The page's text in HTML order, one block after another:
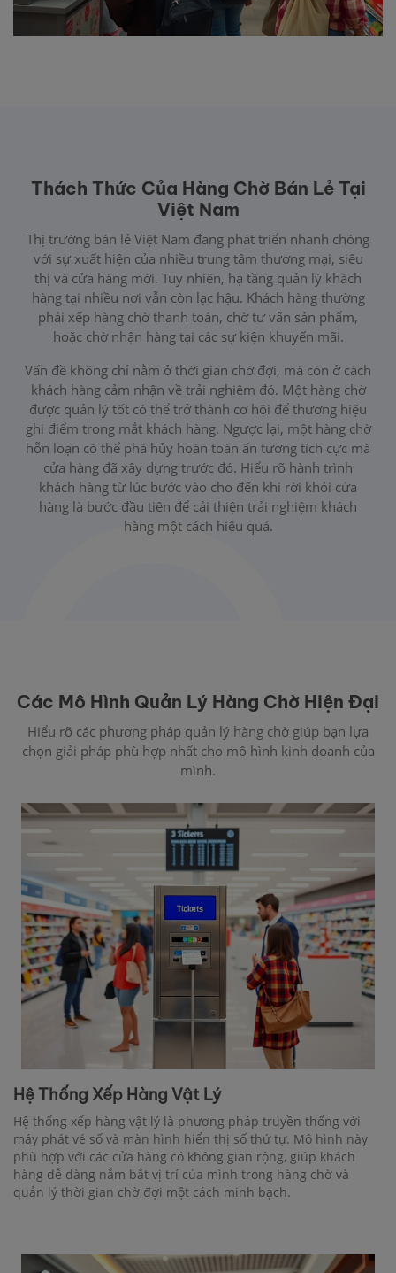
Thách Thức Của Hàng Chờ Bán Lẻ Tại
Việt Nam
Thị trường bán lẻ Việt Nam đang phát triển nhanh chóng
với sự xuất hiện của nhiều trung tâm thương mại, siêu
thị và cửa hàng mới. Tuy nhiên, hạ tầng quản lý khách
hàng tại nhiều nơi vẫn còn lạc hậu. Khách hàng thường
phải xếp hàng chờ thanh toán, chờ tư vấn sản phẩm,
hoặc chờ nhận hàng tại các sự kiện khuyến mãi.
Vấn đề không chỉ nằm ở thời gian chờ đợi, mà còn ở cách
khách hàng cảm nhận về trải nghiệm đó. Một hàng chờ
được quản lý tốt có thể trở thành cơ hội để thương hiệu
ghi điểm trong mắt khách hàng. Ngược lại, một hàng chờ
hỗn loạn có thể phá hủy hoàn toàn ấn tượng tích cực mà
cửa hàng đã xây dựng trước đó. Hiểu rõ hành trình
khách hàng từ lúc bước vào cho đến khi rời khỏi cửa
hàng là bước đầu tiên để cải thiện trải nghiệm khách
hàng một cách hiệu quả.
Các Mô Hình Quản Lý Hàng Chờ Hiện Đại
Hiểu rõ các phương pháp quản lý hàng chờ giúp bạn lựa
chọn giải pháp phù hợp nhất cho mô hình kinh doanh của
mình.
Hệ Thống Xếp Hàng Vật Lý
Hệ thống xếp hàng vật lý là phương pháp truyền thống với
máy phát vé số và màn hình hiển thị số thứ tự. Mô hình này
phù hợp với các cửa hàng có không gian rộng, giúp khách
hàng dễ dàng nắm bắt vị trí của mình trong hàng chờ và
quản lý thời gian chờ đợi một cách minh bạch.